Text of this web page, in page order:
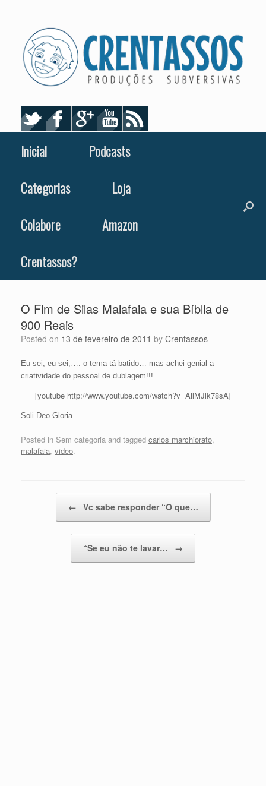
Inicial
Podcasts
Categorias
Loja
Colabore
Amazon
Crentassos?
O Fim de Silas Malafaia e sua Bíblia de
900 Reais
Posted on 13 de fevereiro de 2011 by Crentassos
Eu sei, eu sei,…. o tema tá batido… mas achei genial a
criatividade do pessoal de dublagem!!!
[youtube http://www.youtube.com/watch?v=AilMJlk78sA]
Soli Deo Gloria
Posted in Sem categoria and tagged carlos marchiorato,
malafaia, video.
← Vc sabe responder “O que…
“Se eu não te lavar… →